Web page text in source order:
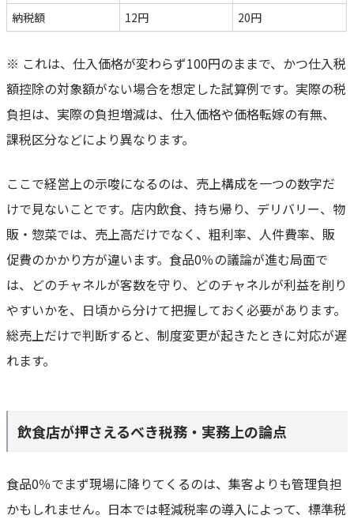
納税額
12円 20円
※ これは、仕入価格が変わらず100円のままで、かつ仕入税
額控除の対象額がない場合を想定した試算例です。実際の税
負担は、実際の負担増減は、仕入価格や価格転嫁の有無、
課税区分などにより異なります。
ここで経営上の示唆になるのは、売上構成を一つの数字だ
けで見ないことです。店内飲食、持ち帰り、デリバリー、物
販・惣菜では、売上高だけでなく、粗利率、人件費率、販
促費のかかり方が違います。食品0％の議論が進む局面で
は、どのチャネルが客数を守り、どのチャネルが利益を削り
やすいかを、日頃から分けて把握しておく必要があります。
総売上だけで判断すると、制度変更が起きたときに対応が遅
れます。
飲食店が押さえるべき税務・実務上の論点
食品0％でまず現場に降りてくるのは、集客よりも管理負担
かもしれません。日本では軽減税率の導入によって、標準税